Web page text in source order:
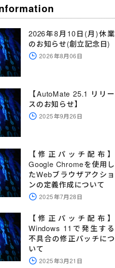
2026年8月10日(月)休業
のお知らせ(創立記念日)
2026年8月06日
【AutoMate 25.1 リリー
スのお知らせ】
2025年9月26日
【修正パッチ配布】
Google Chromeを使用し
たWebブラウザアクショ
ンの定義作成について
2025年7月28日
【修正パッチ配布】
Windows 11で発生する
不具合の修正パッチにつ
いて
2025年3月21日